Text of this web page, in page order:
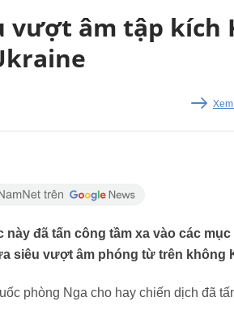
vượt âm tập kích
đã tấn công tầm xa vào các
siêu vượt âm phóng từ trên không
phòng Nga cho hay chiến dịch đã